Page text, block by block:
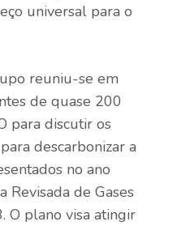
universal para o
reuniu-se em
de quase 200
para discutir os
descarbonizar a
no ano
Revisada de Gases
O plano visa atingir